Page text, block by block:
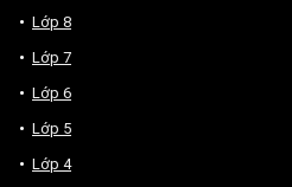
Lớp 8
Lớp 7
Lớp 6
Lớp 5
Lớp 4